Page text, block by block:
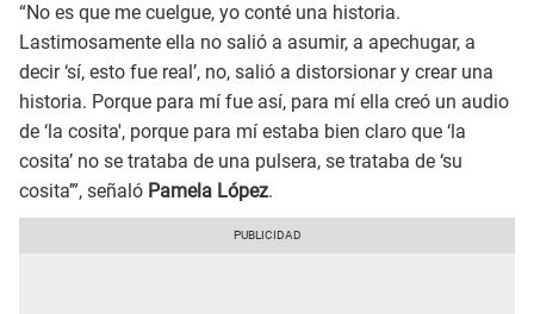
“No es que me cuelgue, yo conté una historia.
Lastimosamente ella no salió a asumir, a apechugar, a
decir ‘sí, esto fue real’, no, salió a distorsionar y crear una
historia. Porque para mí fue así, para mí ella creó un audio
de ‘la cosita', porque para mí estaba bien claro que ‘la
cosita’ no se trataba de una pulsera, se trataba de ‘su
cosita’”, señaló Pamela López.